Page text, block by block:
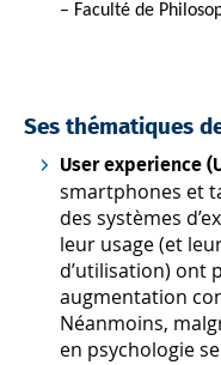
– Faculté de
Ses thématiques
User experience
smartphones et
des systèmes
leur usage (et
d’utilisation) ont
augmentation
Néanmoins,
en psychologie